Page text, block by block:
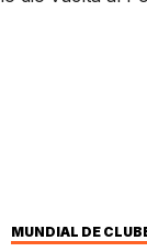
MUNDIAL DE